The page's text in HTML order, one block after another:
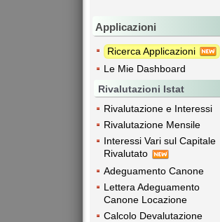
Applicazioni
Ricerca Applicazioni
Le Mie Dashboard
Rivalutazioni Istat
Rivalutazione e Interessi
Rivalutazione Mensile
Interessi Vari sul Capitale
Rivalutato
Adeguamento Canone
Lettera Adeguamento
Canone Locazione
Calcolo Devalutazione